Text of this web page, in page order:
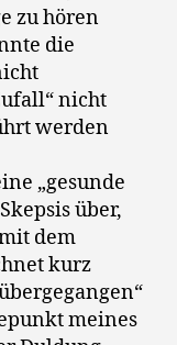
zu hören
die
nicht
werden
„gesunde
über,
dem
kurz
meines